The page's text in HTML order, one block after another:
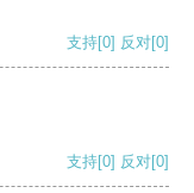
支持[0] 反对[0]
支持[0] 反对[0]